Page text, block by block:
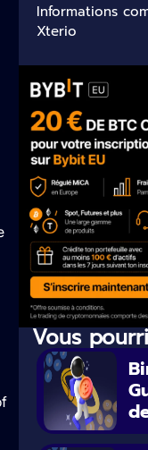
Informations
Xterio
Vous